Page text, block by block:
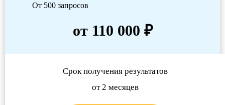
От 500 запросов
от 110 000 ₽
Срок получения результатов
от 2 месяцев